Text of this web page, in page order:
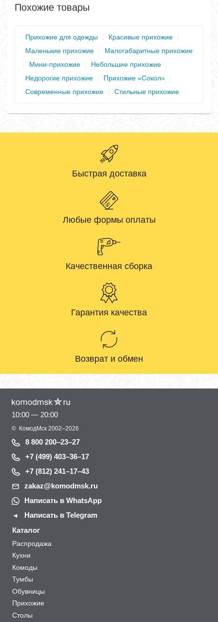
Похожие товары
Прихожие для одежды Красивые прихожие
Маленькие прихожие
Малогабаритные прихожие
Мини-прихожие Небольшие прихожие
Недорогие прихожие
Прихожие «Сокол»
Современные прихожие
Стильные прихожие
Быстрая доставка
Любые формы оплаты
Качественная сборка
Гарантия качества
Возврат и обмен
10:00 — 20:00
© КомодМск 2002–2026
8 800 200–23–27
+7 (499) 403–36–17
+7 (812) 241–17–43
zakaz@komodmsk.ru
Написать в WhatsApp
Написать в Telegram
Каталог
Распродажа
Кухни
Комоды
Тумбы
Обувницы
Прихожие
Столы